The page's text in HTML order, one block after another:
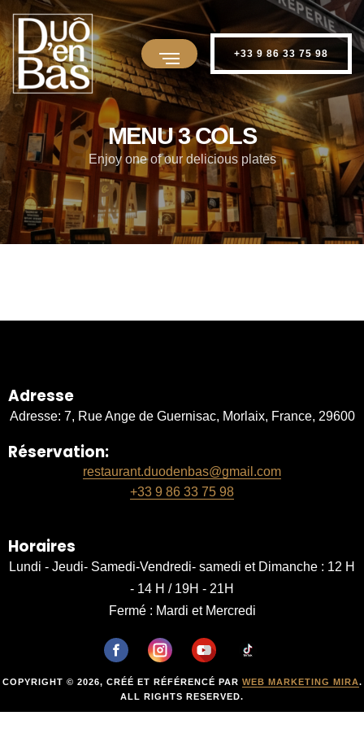
+33 9 86 33 75 98
MENU 3 COLS
Enjoy one of our delicious plates
Adresse
Adresse: 7, Rue Ange de Guernisac, Morlaix, France, 29600
Réservation:
restaurant.duodenbas@gmail.com
+33 9 86 33 75 98
Horaires
Lundi - Jeudi- Samedi-Vendredi- samedi et Dimanche : 12 H
- 14 H / 19H - 21H
Fermé : Mardi et Mercredi
COPYRIGHT © 2026, CRÉÉ ET RÉFÉRENCÉ PAR WEB MARKETING MIRA.
ALL RIGHTS RESERVED.